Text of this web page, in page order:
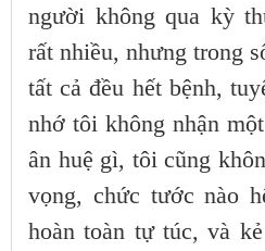
người không qua kỳ
rất nhiều, nhưng trong
tất cả đều hết bệnh,
nhớ tôi không nhận
ân huệ gì, tôi cũng
vọng, chức tước nào
hoàn toàn tự túc, và